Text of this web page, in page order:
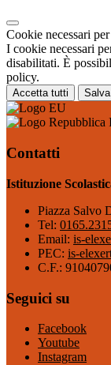
Cookie necessari
I cookie necessari
disabilitati. È
policy.
Accetta tutti
Contatti
Istituzione
Piazza Salvo
Tel:
Email: is-
PEC: is-
C.F.:
Seguici su
Facebook
Youtube
Instagram